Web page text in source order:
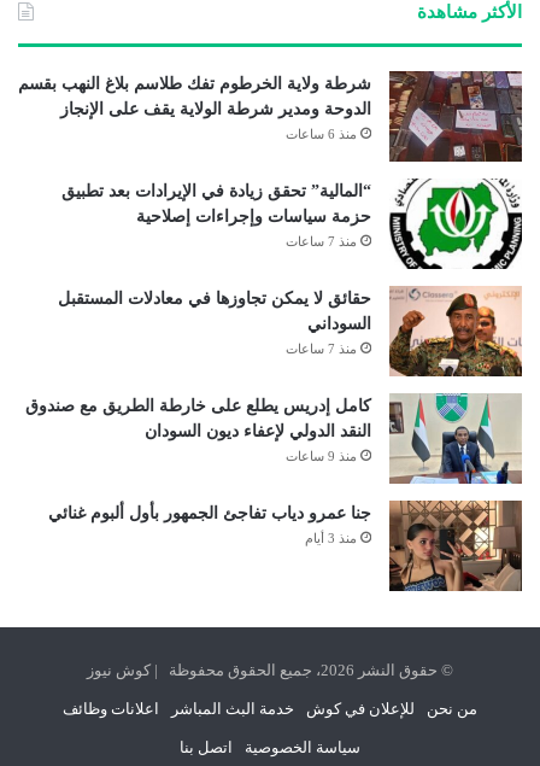
الأكثر مشاهدة
شرطة ولاية الخرطوم تفك طلاسم بلاغ النهب بقسم
الدوحة ومدير شرطة الولاية يقف على الإنجاز
منذ 6 ساعات
“المالية” تحقق زيادة في الإيرادات بعد تطبيق
حزمة سياسات وإجراءات إصلاحية
منذ 7 ساعات
حقائق لا يمكن تجاوزها في معادلات المستقبل
السوداني
منذ 7 ساعات
كامل إدريس يطلع على خارطة الطريق مع صندوق
النقد الدولي لإعفاء ديون السودان
منذ 9 ساعات
جنا عمرو دياب تفاجئ الجمهور بأول ألبوم غنائي
منذ 3 أيام
© حقوق النشر 2026، جميع الحقوق محفوظة | كوش نيوز
من نحن للإعلان في كوش خدمة البث المباشر اعلانات وظائف
سياسة الخصوصية اتصل بنا